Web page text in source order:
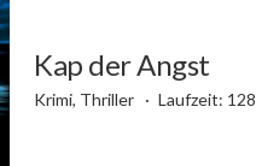
Kap der Angst
Krimi, Thriller Laufzeit: